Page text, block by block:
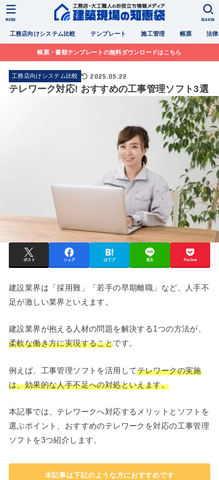
工務店向けシステム比較 テンプレート 施工管理 帳票 法
SEARCH
MENU
帳票・書類テンプレートの無料ダウンロードはこちら
工務店向けシステム比較 2025.05.22
テレワーク対応! おすすめの工事管理ソフト3選
ポスト シェア はてブ 送る Pocket
建設業界は「採用難」「若手の早期離職」など、人手不
足が激しい業界といえます。
建設業界が抱える人材の問題を解決する1つの方法が、
柔軟な働き方に実現することです。
例えば、工事管理ソフトを活用してテレワークの実施
は、効果的な人手不足への対処といえます。
本記事では、テレワークへ対応するメリットとソフトを
選ぶポイント、おすすめのテレワークを対応の工事管理
ソフトを3つ紹介します。
本記事は下記のような方におすすめです